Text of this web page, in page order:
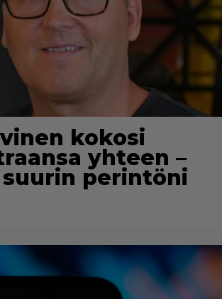
kokosi
yhteen –
suurin perintöni